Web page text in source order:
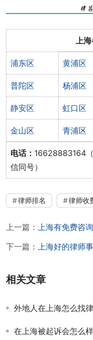
上
浦东区 黄浦区
普陀区 杨浦区
静安区 虹口区
金山区 青浦区
电话： 16628883164
信同号）
律师排名 律师收
上一篇：
上海有免费咨
下一篇：
上海好的律师
相关文章
外地人在上海怎么找
在上海被起诉会怎么样